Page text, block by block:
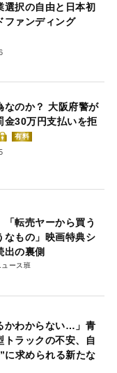
選択の自由と日本初
ファンディング
なのか？ 大阪府警が
30万円支払いを拒
有料
「転売ヤーから買う
なもの」映画特典シ
の裏側
ース班
かわからない…」青
トラックの不安、自
に求められる新たな